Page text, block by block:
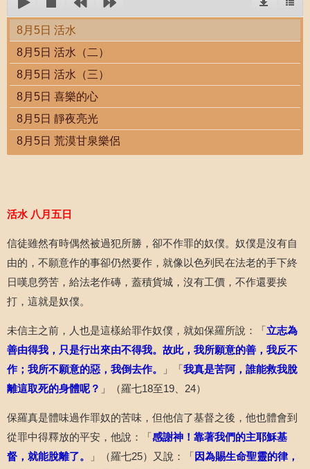
8月5日 活水
8月5日 活水（二）
8月5日 活水（三）
8月5日 喜樂的心
8月5日 靜夜亮光
8月5日 荒漠甘泉樂侶
活水 八月五日
信徒雖然有時偶然被過犯所勝，卻不作罪的奴僕。奴僕是沒有自
由的，不願意作的事卻仍然要作，就像以色列民在法老的手下終
日嘆息勞苦，給法老作磚，蓋積貨城，沒有工價，不作還要挨
打，這就是奴僕。
未信主之前，人也是這樣給罪作奴僕，就如保羅所說：「 立志為
善由得我，只是行出來由不得我。故此，我所願意的善，我反不
作；我所不願意的惡，我倒去作。
」「 我真是苦阿，誰能救我脫
離這取死的身體呢？ 」（羅七18至19 24）
保羅真是體味過作罪奴的苦味，但他信了基督之後，他也體會到
從罪中得釋放的平安，他說：「 感謝神！靠著我們的主耶穌基
督，就能脫離了。
」（羅七25）又說：「 因為賜生命聖靈的律，